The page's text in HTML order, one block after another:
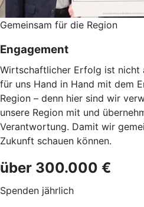
Gemeinsam für die Region
Engagement
Wirtschaftlicher Erfolg ist nicht
für uns Hand in Hand mit dem
Region – denn hier sind wir
unsere Region mit und
Verantwortung. Damit wir
Zukunft schauen können.
über 300.000 €
Spenden jährlich